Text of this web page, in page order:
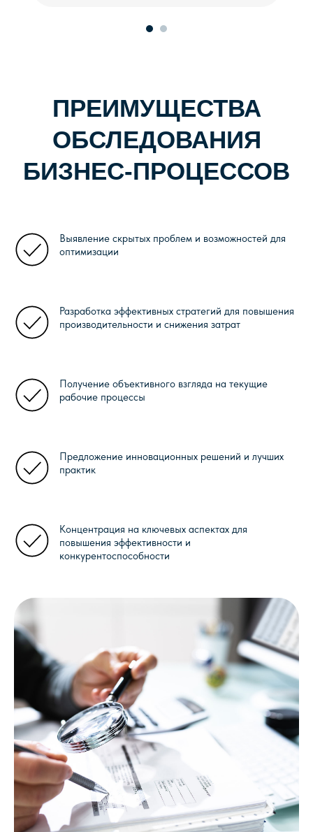
Выявление скрытых проблем и возможностей для
оптимизации
Разработка эффективных стратегий для повышения
производительности и снижения затрат
Получение объективного взгляда на текущие
рабочие процессы
Предложение инновационных решений и лучших
практик
Концентрация на ключевых аспектах для
повышения эффективности и
конкурентоспособности
Мероприятия
Полезная информация
О компании
Политика конфиденциальности
Оферта
Фурштатская ул., д.24, офис 214
ООО «КОННЕКТИВ ПЛМ»
ИНН:7804659283
ОГРН:119784720308
+7 (812) 363-03-10